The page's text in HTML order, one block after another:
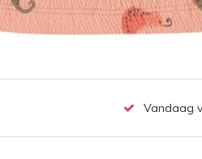
Vandaag